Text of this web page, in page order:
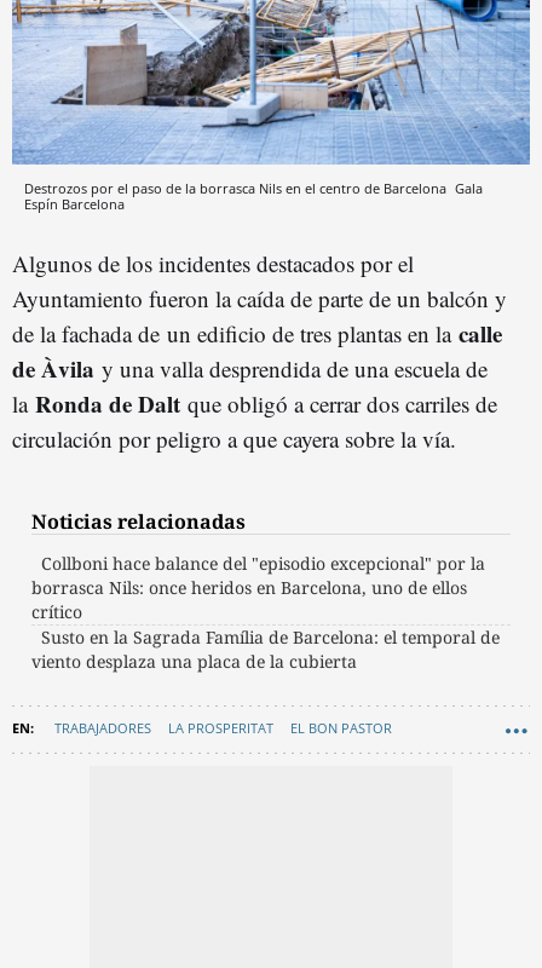
Destrozos por el paso de la borrasca Nils en el centro de Barcelona Gala
Espín Barcelona
Algunos de los incidentes destacados por el
Ayuntamiento fueron la caída de parte de un balcón y
de la fachada de un edificio de tres plantas en la calle
de Àvila y una valla desprendida de una escuela de
la Ronda de Dalt que obligó a cerrar dos carriles de
circulación por peligro a que cayera sobre la vía.
Noticias relacionadas
Collboni hace balance del "episodio excepcional" por la
borrasca Nils: once heridos en Barcelona, uno de ellos
crítico
Susto en la Sagrada Família de Barcelona: el temporal de
viento desplaza una placa de la cubierta
TRABAJADORES LA PROSPERITAT EL BON PASTOR